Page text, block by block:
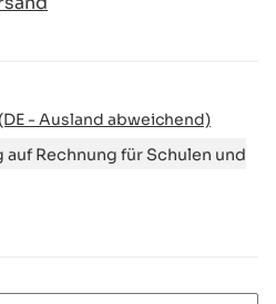
(DE - Ausland abweichend)
auf Rechnung für Schulen und